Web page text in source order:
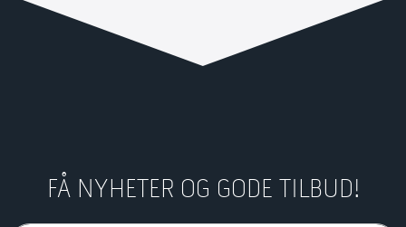
FÅ NYHETER OG GODE TILBUD!